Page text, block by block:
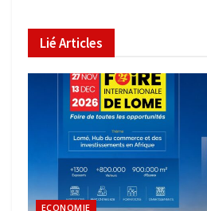
LiéArticles
ECONOMIE